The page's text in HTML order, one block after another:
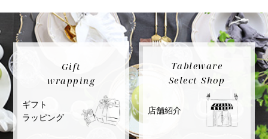
Gift
wrapping
ギフト
ラッピング
Tableware
Select Shop
店舗紹介